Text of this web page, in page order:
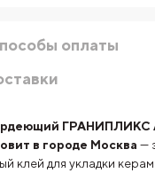
оплаты
ГРАНИПЛИКС
в городе Москва —
клей для укладки